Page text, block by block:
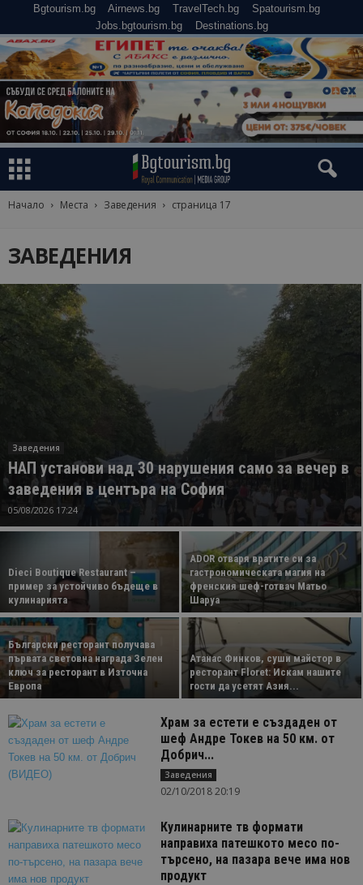
Bgtourism.bg Airnews.bg TravelTech.bg
Spatourism.bg
Jobs.bgtourism.bg
Destinations.bg
Начало Места Заведения страница 17
ЗАВЕДЕНИЯ
Заведения
НАП установи над 30 нарушения само за вечер в
заведения в центъра на София
05/08/2026 17:24
Dieci Boutique Restaurant –
пример за устойчиво бъдеще в
кулинарията
ADOR отваря вратите си за
гастрономическата магия на
френския шеф-готвач Матьо
Шаруа
Български ресторант получава
първата световна награда Зелен
ключ за ресторант в Източна
Европа
Атанас Финков, суши майстор в
ресторант Floret: Искам нашите
гости да усетят Азия...
Храм за естети е създаден от
шеф Андре Токев на 50 км. от
Добрич...
Заведения
02/10/2018 20:19
Кулинарните тв формати
направиха патешкото месо по-
търсено, на пазара вече има нов
продукт